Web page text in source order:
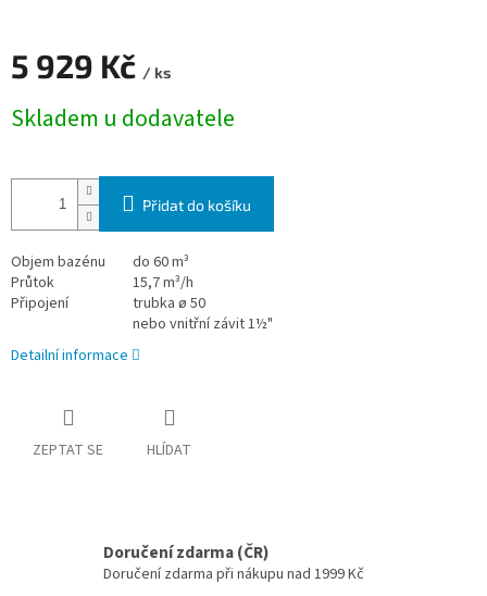
5 929 Kč / ks
Skladem u dodavatele
Přidat do košíku
Objem bazénu
do 60 m³
Průtok
15,7 m³/h
Připojení
trubka ø 50
nebo vnitřní závit 1½"
Detailní informace
ZEPTAT SE HLÍDAT
Doručení zdarma (ČR)
Doručení zdarma při nákupu nad 1999 Kč